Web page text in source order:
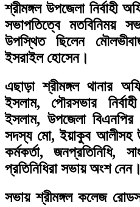
শ্রীমঙ্গল উপজেলা নির্বাহী
সভাপতিত্বে মতবিনিময়
উপস্থিত ছিলেন
ইসরাইল হোসেন।
এছাড়া শ্রীমঙ্গল থানার
ইসলাম, পৌরসভার
ইসলাম, উপজেলা
সদস্য মো, ইয়াকুব আলীসহ
কর্মকর্তা, জনপ্রতিনিধি,
প্রতিনিধিরা সভায় অংশ নেন।
সভায় শ্রীমঙ্গল কলেজ